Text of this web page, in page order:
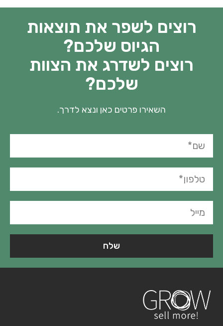
רוצים לשפר את תוצאות
הגיוס שלכם?
רוצים לשדרג את הצוות
שלכם?
השאירו פרטים כאן ונצא לדרך.
שלח